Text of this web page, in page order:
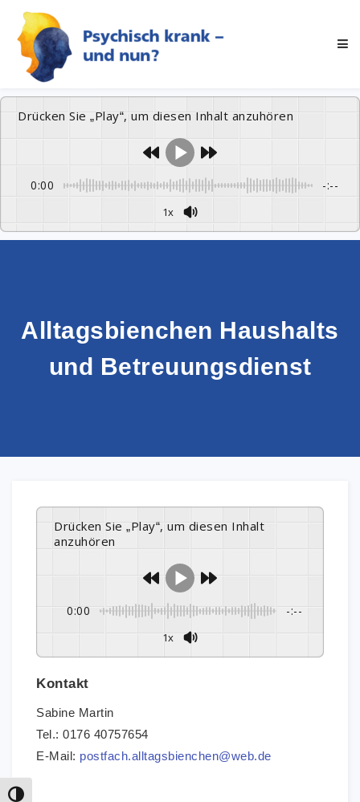
Umschalten auf hohe Kontraste
Drücken Sie „Play“, um diesen Inhalt anzuhören
0:00 -:--
1x
Alltagsbienchen Haushalts
und Betreuungsdienst
Drücken Sie „Play“, um diesen Inhalt
anzuhören
0:00 -:--
1x
Kontakt
Sabine Martin
Tel.: 0176 40757654
E-Mail: postfach.alltagsbienchen@web.de